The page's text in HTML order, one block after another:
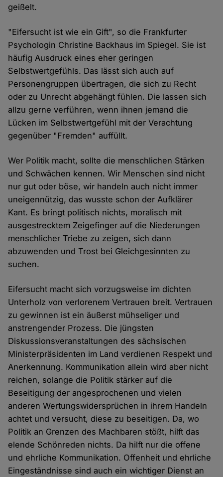
geißelt.
"Eifersucht ist wie ein Gift", so die Frankfurter
Psychologin Christine Backhaus im Spiegel. Sie ist
häufig Ausdruck eines eher geringen
Selbstwertgefühls. Das lässt sich auch auf
Personengruppen übertragen, die sich zu Recht
oder zu Unrecht abgehängt fühlen. Die lassen sich
allzu gerne verführen, wenn ihnen jemand die
Lücken im Selbstwertgefühl mit der Verachtung
gegenüber "Fremden" auffüllt.
Wer Politik macht, sollte die menschlichen Stärken
und Schwächen kennen. Wir Menschen sind nicht
nur gut oder böse, wir handeln auch nicht immer
uneigennützig, das wusste schon der Aufklärer
Kant. Es bringt politisch nichts, moralisch mit
ausgestrecktem Zeigefinger auf die Niederungen
menschlicher Triebe zu zeigen, sich dann
abzuwenden und Trost bei Gleichgesinnten zu
suchen.
Eifersucht macht sich vorzugsweise im dichten
Unterholz von verlorenem Vertrauen breit. Vertrauen
zu gewinnen ist ein äußerst mühseliger und
anstrengender Prozess. Die jüngsten
Diskussionsveranstaltungen des sächsischen
Ministerpräsidenten im Land verdienen Respekt und
Anerkennung. Kommunikation allein wird aber nicht
reichen, solange die Politik stärker auf die
Beseitigung der angesprochenen und vielen
anderen Wertungswidersprüchen in ihrem Handeln
achtet und versucht, diese zu beseitigen. Da, wo
Politik an Grenzen des Machbaren stößt, hilft das
elende Schönreden nichts. Da hilft nur die offene
und ehrliche Kommunikation. Offenheit und ehrliche
Eingeständnisse sind auch ein wichtiger Dienst an